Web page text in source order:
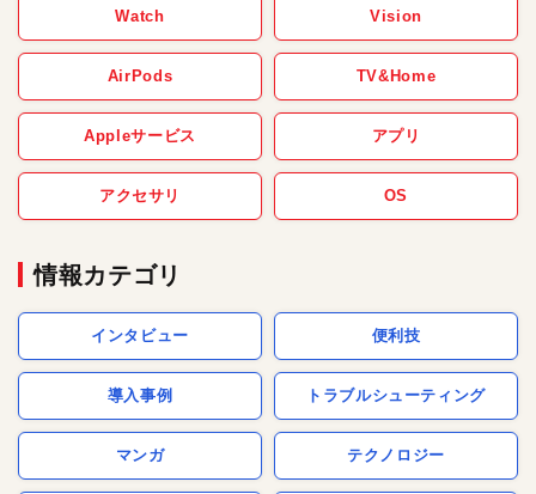
Watch Vision
AirPods TV&Home
Appleサービス アプリ
アクセサリ OS
情報カテゴリ
インタビュー 便利技
導入事例 トラブルシューティング
マンガ テクノロジー